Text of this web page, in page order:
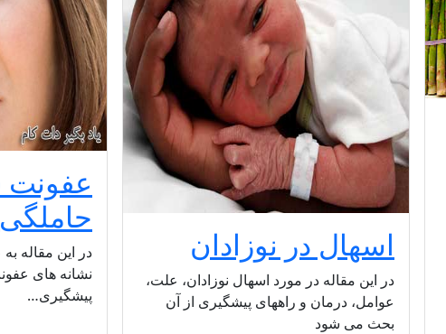
اسهال در نوزادان
در این مقاله در مورد اسهال نوزادان، علت،
عوامل، درمان و راههای پیشگیری از آن
بحث می شود
عفونت
حاملگی
در این مقاله
نشانه های
پیشگیری…